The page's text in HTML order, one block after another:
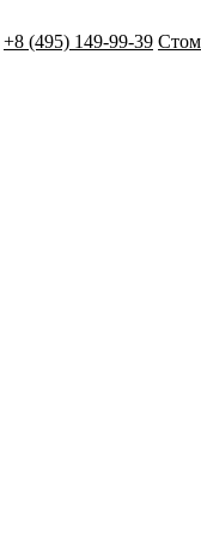
+8 (495) 149-99-39